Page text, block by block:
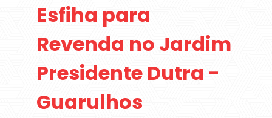
Esfiha para
Revenda no Jardim
Presidente Dutra -
Guarulhos